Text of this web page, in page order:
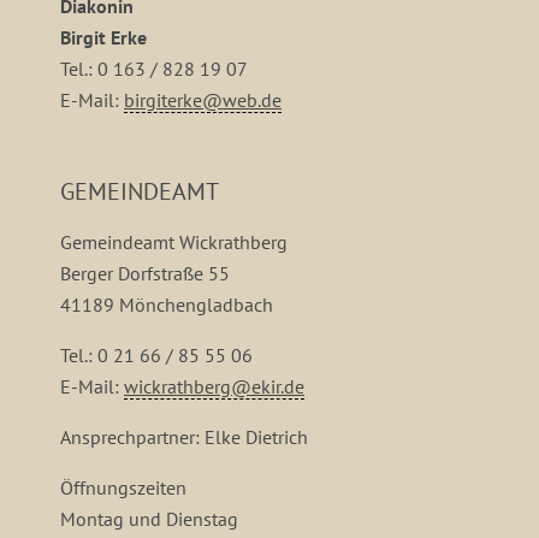
Diakonin
Birgit Erke
Tel.: 0 163 / 828 19 07
E-Mail: birgiterke@web.de
GEMEINDEAMT
Gemeindeamt Wickrathberg
Berger Dorfstraße 55
41189 Mönchengladbach
Tel.: 0 21 66 / 85 55 06
E-Mail: wickrathberg@ekir.de
Ansprechpartner: Elke Dietrich
Öffnungszeiten
Montag und Dienstag